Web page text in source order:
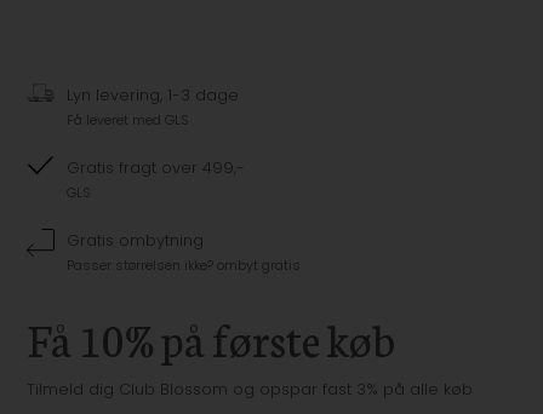
Lyn levering, 1-3 dage
Få leveret med GLS
Gratis fragt over 499,-
GLS
Gratis ombytning
Passer størrelsen ikke? ombyt gratis
Få 10% på første køb
Tilmeld dig Club Blossom og opspar fast 3% på alle køb